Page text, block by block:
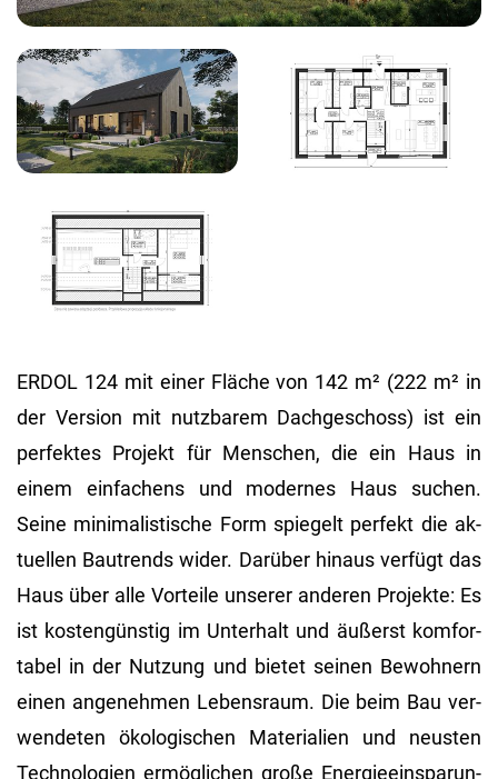
ERDOL 124 mit einer Flä­che von 142 m² (222 m² in
der Ver­si­on mit nutz­ba­rem Dach­ge­schoss) ist ein
per­fek­tes Pro­jekt für Men­schen, die ein Haus in
einem ein­fa­chens und mo­der­nes Haus su­chen.
Seine mi­ni­ma­lis­ti­sche Form spie­gelt per­fekt die ak­
tu­el­len Bau­trends wider. Dar­über hin­aus ver­fügt das
Haus über alle Vor­tei­le un­se­rer an­de­ren Pro­jek­te: Es
ist kos­ten­güns­tig im Un­ter­halt und äu­ßerst kom­for­
ta­bel in der Nut­zung und bie­tet sei­nen Be­woh­nern
einen an­ge­neh­men Le­bens­raum. Die beim Bau ver­
wen­de­ten öko­lo­gi­schen Ma­te­ria­li­en und neus­ten
Tech­no­lo­gi­en er­mög­li­chen große En­er­gie­ein­spa­run­